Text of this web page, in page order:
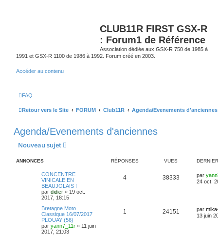
CLUB11R FIRST GSX-R
: Forum1 de Référence
Association dédiée aux GSX-R 750 de 1985 à
1991 et GSX-R 1100 de 1986 à 1992. Forum créé en 2003.
Accéder au contenu
FAQ
Retour vers le Site FORUM Club11R Agenda/Evenements d'anciennes
Agenda/Evenements d'anciennes
Nouveau sujet
ANNONCES RÉPONSES VUES
CONCENTRE
VINICALE EN
BEAUJOLAIS !
par didier » 19 oct.
2017, 18:15
4 38333 par
24 oct.
Bretagne Moto
Classique 16/07/2017
PLOUAY (56)
par yann7_11r » 11 juin
2017, 21:03
1 24151 par
13 juin